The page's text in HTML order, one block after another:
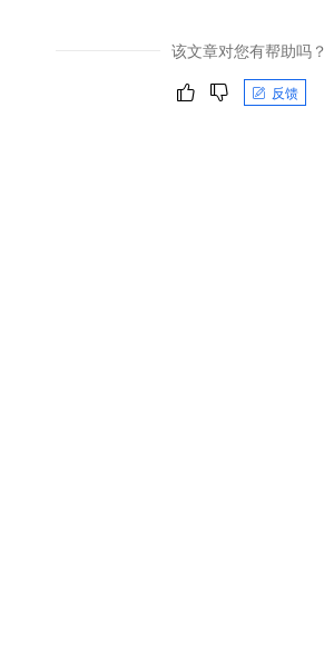
该文章对您有帮助吗？
反馈